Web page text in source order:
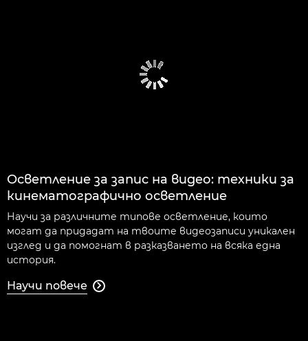
Осветление за запис на видео: техники за
кинематографично осветление
Научи за различните типове осветление, които
могат да придадат на твоите видеозаписи уникален
изглед и да помогнат в разказването на всяка една
история.
Научи повече 